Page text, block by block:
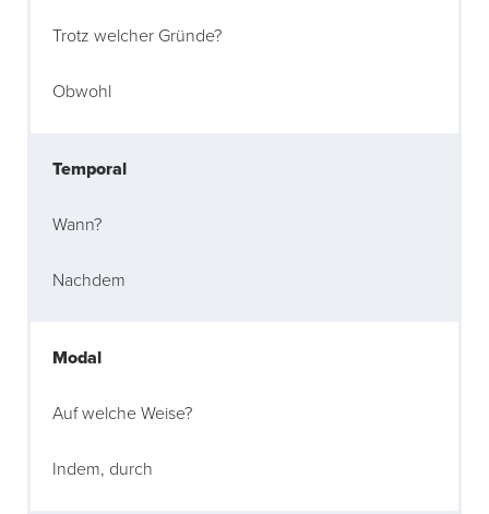
Trotz welcher Gründe?
Obwohl
Temporal
Wann?
Nachdem
Modal
Auf welche Weise?
Indem, durch